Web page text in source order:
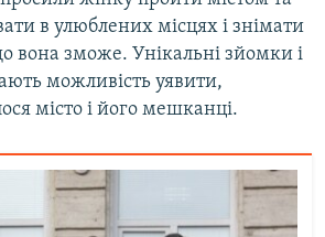
в улюблених місцях і знімати
вона зможе. Унікальні зйомки і
можливість уявити,
місто і його мешканці.